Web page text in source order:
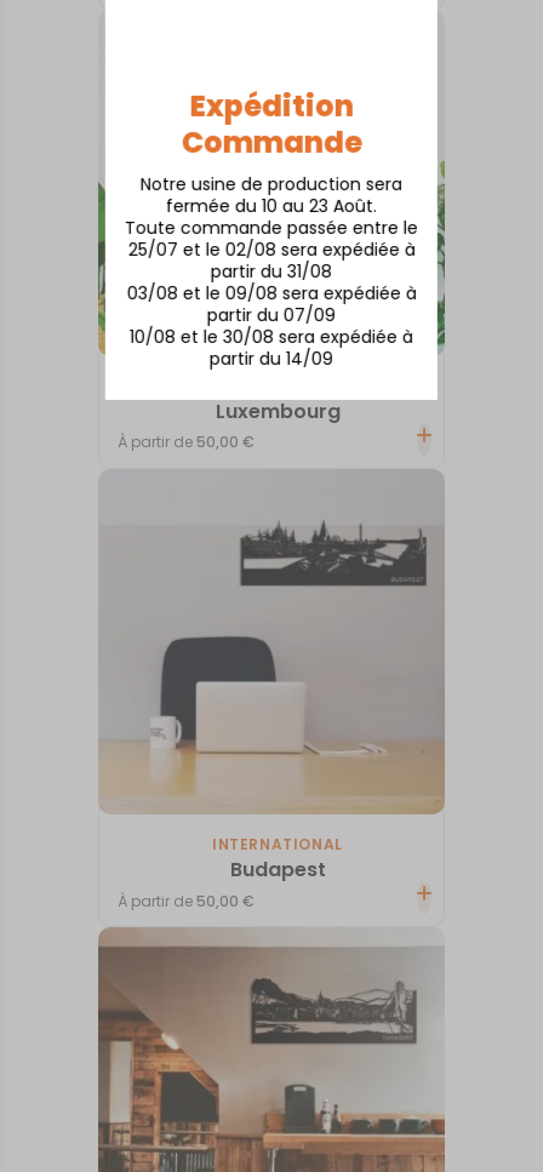
Expédition
Commande
Notre usine de production sera
fermée du 10 au 23 Août.
Toute commande passée entre le
25/07 et le 02/08 sera expédiée à
partir du 31/08
03/08 et le 09/08 sera expédiée à
partir du 07/09
10/08 et le 30/08 sera expédiée à
partir du 14/09
Luxembourg
À partir de 50,00€
INTERNATIONAL
Budapest
À partir de 50,00€